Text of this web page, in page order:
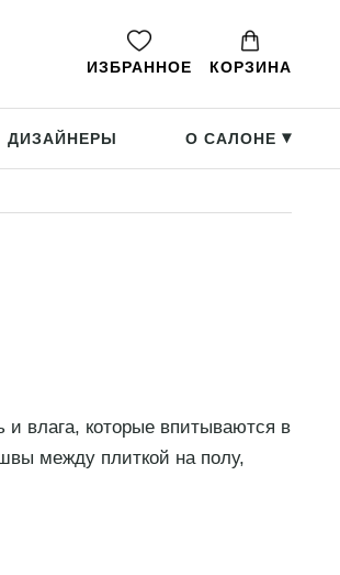
ИЗБРАННОЕ КОРЗИНА
ДИЗАЙНЕРЫ О САЛОНЕ ▸
и влага, которые впитываются в
между плиткой на полу,